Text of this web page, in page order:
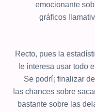
emocionante
gráficos
Recto, pues la
le interesa usar todo
Se podrí¡ finalizar
las chances sobre
bastante sobre las